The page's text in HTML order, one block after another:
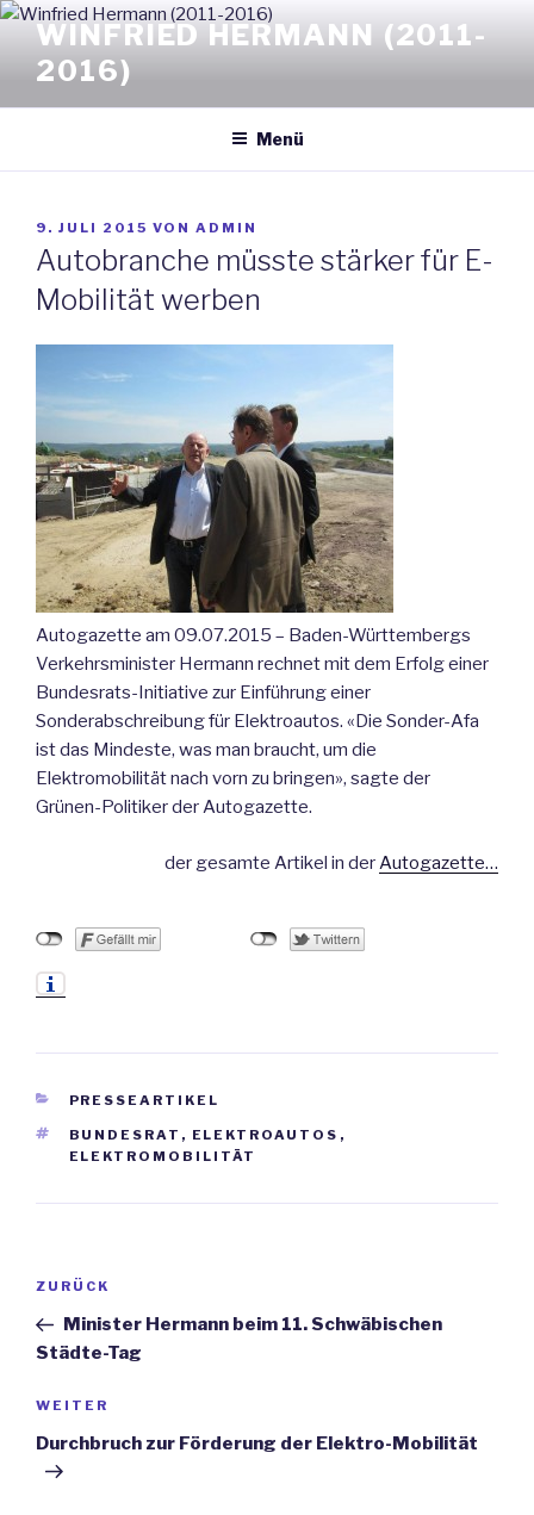
Zum
Inhalt
springen
WINFRIED HERMANN (2011-
2016)
Menü
VERÖFFENTLICHT
AM
9. JULI 2015 VON ADMIN
Autobranche müsste stärker für E-
Mobilität werben
Autogazette am 09.07.2015 – Baden-Württembergs
Verkehrsminister Hermann rechnet mit dem Erfolg einer
Bundesrats-Initiative zur Einführung einer
Sonderabschreibung für Elektroautos. «Die Sonder-Afa
ist das Mindeste, was man braucht, um die
Elektromobilität nach vorn zu bringen», sagte der
Grünen-Politiker der Autogazette.
der gesamte Artikel in derAutogazette…
KATEGORIEN
PRESSEARTIKEL
SCHLAGWÖRTER
BUNDESRAT , ELEKTROAUTOS ,
ELEKTROMOBILITÄT
Beitrags-
Vorheriger
Beitrag
ZURÜCK
Minister Hermann beim 11. Schwäbischen
Städte-Tag
Nächster
Beitrag
WEITER
Durchbruch zur Förderung der Elektro-Mobilität